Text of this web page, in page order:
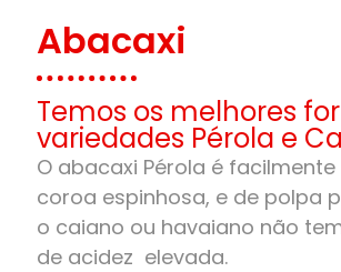
Abacaxi
Temos os melhores
variedades Pérola e
O abacaxi Pérola é
coroa espinhosa, e de polpa
o caiano ou havaiano não
de acidez elevada.